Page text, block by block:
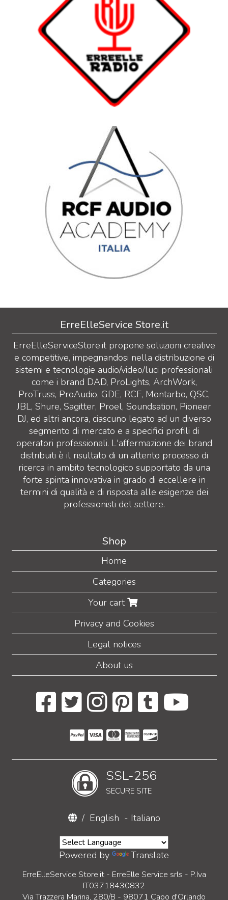
ErreElleService Store.it
ErreElleServiceStore.it propone soluzioni creative
e competitive, impegnandosi nella distribuzione di
sistemi e tecnologie audio/video/luci professionali
come i brand DAD, ProLights, ArchWork,
ProTruss, ProAudio, GDE, RCF, Montarbo, QSC,
JBL, Shure, Sagitter, Proel, Soundsation, Pioneer
DJ, ed altri ancora, ciascuno legato ad un diverso
segmento di mercato e a specifici profili di
operatori professionali. L'affermazione dei brand
distribuiti è il risultato di un attento processo di
ricerca in ambito tecnologico supportato da una
forte spinta innovativa in grado di eccellere in
termini di qualità e di risposta alle esigenze dei
professionisti del settore.
Shop
Home
Categories
Your cart
Privacy and Cookies
Legal notices
About us
SSL-256
SECURE SITE
/ English - Italiano
Powered by Translate
ErreElleService Store.it - ErreElle Service srls - P.Iva
IT03718430832
Via Trazzera Marina, 280/B - 98071 Capo d'Orlando